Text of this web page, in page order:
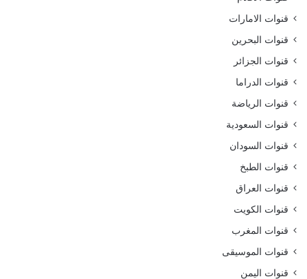
قنوات الامارات
قنوات البحرين
قنوات الجزائر
قنوات الدراما
قنوات الرياضة
قنوات السعودية
قنوات السودان
قنوات الطبخ
قنوات العراق
قنوات الكويت
قنوات المغرب
قنوات الموسيقى
قنوات اليمن